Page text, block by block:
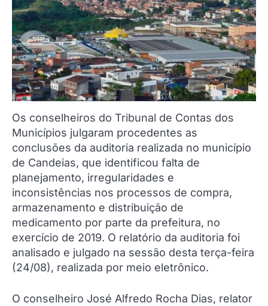
Os conselheiros do Tribunal de Contas dos
Municípios julgaram procedentes as
conclusões da auditoria realizada no município
de Candeias, que identificou falta de
planejamento, irregularidades e
inconsistências nos processos de compra,
armazenamento e distribuição de
medicamento por parte da prefeitura, no
exercício de 2019. O relatório da auditoria foi
analisado e julgado na sessão desta terça-feira
(24/08), realizada por meio eletrônico.
O conselheiro José Alfredo Rocha Dias, relator